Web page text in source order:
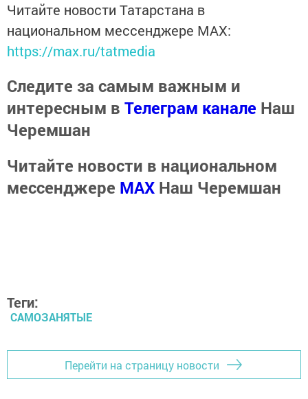
Читайте новости Татарстана в
национальном мессенджере MАХ:
https://max.ru/tatmedia
Следите за самым важным и
интересным в Телеграм канале Наш
Черемшан
Читайте новости в национальном
мессенджере MАХ Наш Черемшан
Теги:
САМОЗАНЯТЫЕ
Перейти на страницу новости